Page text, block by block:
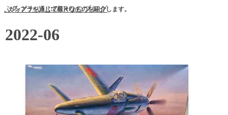
ガンプラを通じて様々なものを紹介します。
ぷろとたいぷZEROのブログ
2022-06